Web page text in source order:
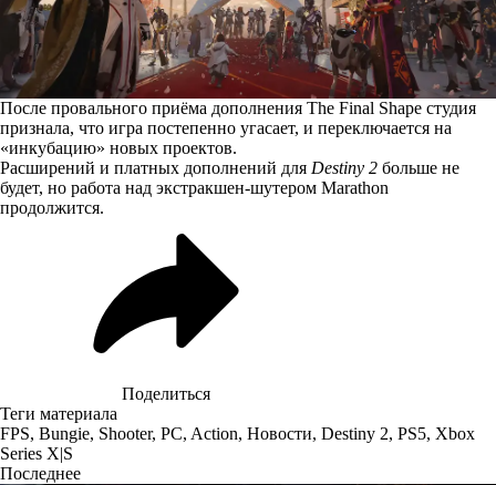
После провального приёма дополнения The Final Shape студия
признала, что игра постепенно угасает, и переключается на
«инкубацию» новых проектов.
Расширений и платных дополнений для Destiny 2 больше не
будет, но работа над экстракшен-шутером Marathon
продолжится.
Поделиться
Теги материала
FPS, Bungie, Shooter, PC, Action, Новости, Destiny 2, PS5, Xbox
Series X|S
Последнее